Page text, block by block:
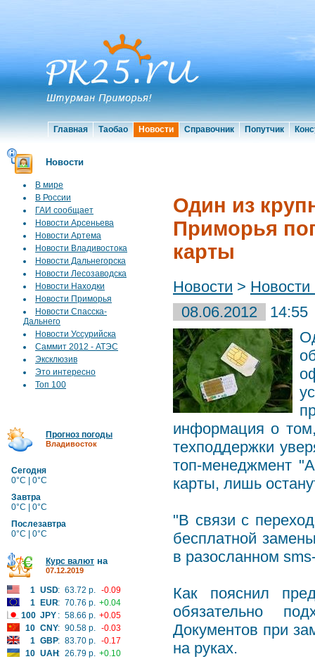
Главная Таобао Новости Справочник Попутчик
Новости
В мире
В России
ГАИ сообщает
Новости Арсеньева
Новости Артема
Новости Владивостока
Новости Дальнегорска
Новости Лесозаводска
Новости Находки
Новости Приморья
Новости Спасска-
Дальнего
Новости Уссурийска
Саммит 2012 - АТЭС
Эксклюзив
Это интересно
Топ 100
Прогноз погоды
Владивосток
Сегодня
0°C | 0°C
Завтра
0°C | 0°C
Послезавтра
0°C | 0°C
Курс валют на
07.12.2019
1 USD: 63.72 р. -0.09
1
EUR: 70.76 р. +0.04
100 JPY : 58.66 р. +0.05
10 CNY: 90.58 р. -0.03
1 GBP: 83.70 р. -0.17
10 UAH: 26.79 р. +0.10
Один из
Приморья
карты
Новости >
08.06.2012
14:55
информация о
техподдержки
топ-менеджмент
карты, лишь
"В связи с
бесплатной
в разосланном
Как пояснил
обязательно
Документов при
на руках.